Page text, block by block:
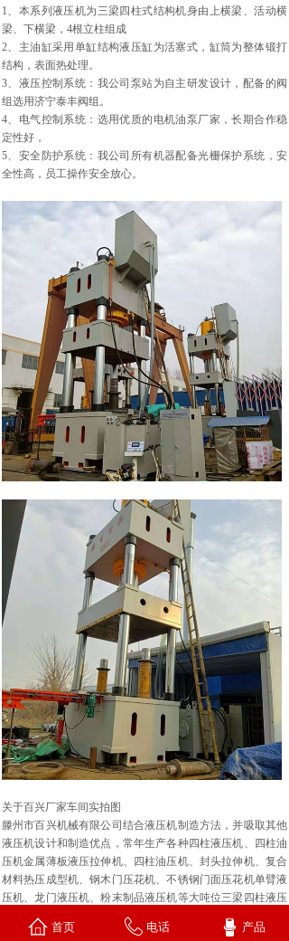
1、本系列液压机为三梁四柱式结构机身由上横梁、活动横
梁、下横梁，4根立柱组成
2、主油缸采用单缸结构液压缸为活塞式，缸筒为整体锻打
结构，表面热处理。
3、液压控制系统：我公司泵站为自主研发设计，配备的阀
组选用济宁泰丰阀组。
4、电气控制系统：选用优质的电机油泵厂家，长期合作稳
定性好，
5、安全防护系统：我公司所有机器配备光栅保护系统，安
全性高，员工操作安全放心。
关于百兴厂家车间实拍图
滕州市百兴机械有限公司结合液压机制造方法，并吸取其他
液压机设计和制造优点，常年生产各种四柱液压机、四柱油
压机金属薄板液压拉伸机、四柱油压机、封头拉伸机、复合
材料热压成型机、钢木门压花机、不锈钢门面压花机单臂液
压机、龙门液压机、粉末制品液压机等大吨位三梁四柱液压
机、大型液压设备，产品适用于金属材料的拉伸，压制、弯
曲、翻边、冷挤、冲裁等工序的生产制造，严格负责的检验
首页 电话 产品